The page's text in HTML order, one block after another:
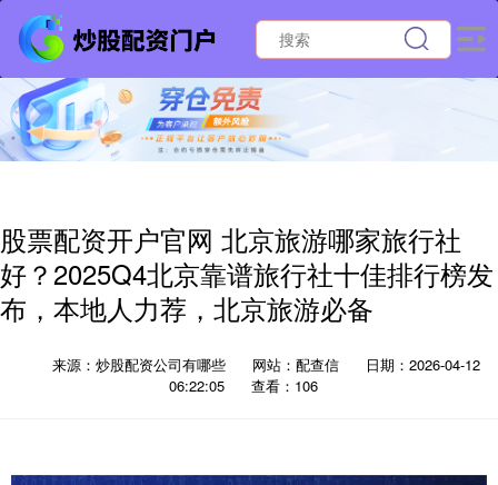
股票配资开户官网 北京旅游哪家旅行社
好？2025Q4北京靠谱旅行社十佳排行榜发
布，本地人力荐，北京旅游必备
来源：炒股配资公司有哪些 网站：配查信
日期：2026-04-12
06:22:05
查看：106